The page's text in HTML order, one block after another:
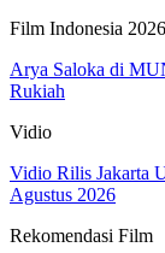
Film Indonesia 2026
Arya Saloka di
Rukiah
Vidio
Vidio Rilis Jakarta
Agustus 2026
Rekomendasi Film